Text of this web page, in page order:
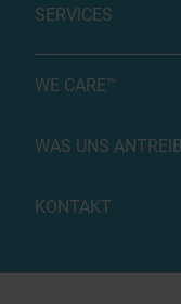
SERVICES
WE CARE™
WAS UNS
KONTAKT